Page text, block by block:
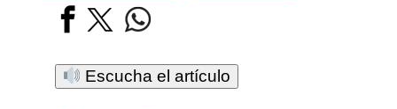
Escucha el artículo